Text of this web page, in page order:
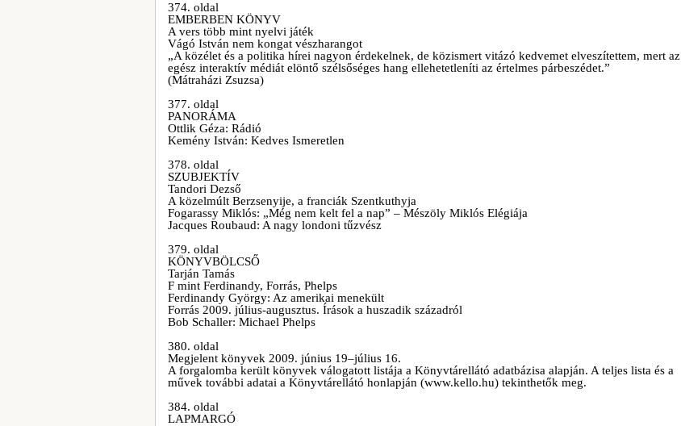
374. oldal
EMBERBEN KÖNYV
A vers több mint nyelvi játék
Vágó István nem kongat vészharangot
„A közélet és a politika hírei nagyon érdekelnek, de közismert vitázó kedvemet elveszítettem, mert az
egész interaktív médiát elöntő szélsőséges hang ellehetetleníti az értelmes párbeszédet.”
(Mátraházi Zsuzsa)
377. oldal
PANORÁMA
Ottlik Géza: Rádió
Kemény István: Kedves Ismeretlen
378. oldal
SZUBJEKTÍV
Tandori Dezső
A közelmúlt Berzsenyije, a franciák Szentkuthyja
Fogarassy Miklós: „Még nem kelt fel a nap” – Mészöly Miklós Elégiája
Jacques Roubaud: A nagy londoni tűzvész
379. oldal
KÖNYVBÖLCSŐ
Tarján Tamás
F mint Ferdinandy, Forrás, Phelps
Ferdinandy György: Az amerikai menekült
Forrás 2009. július-augusztus. Írások a huszadik századról
Bob Schaller: Michael Phelps
380. oldal
Megjelent könyvek 2009. június 19–július 16.
A forgalomba került könyvek válogatott listája a Könyvtárellátó adatbázisa alapján. A teljes lista és a
művek további adatai a Könyvtárellátó honlapján (www.kello.hu) tekinthetők meg.
384. oldal
LAPMARGÓ